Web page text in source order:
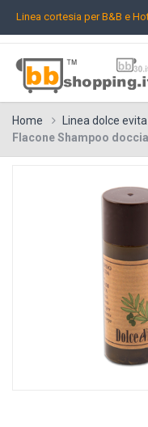
Linea cortesia per B&B e
Home Linea dolce evita
Flacone Shampoo